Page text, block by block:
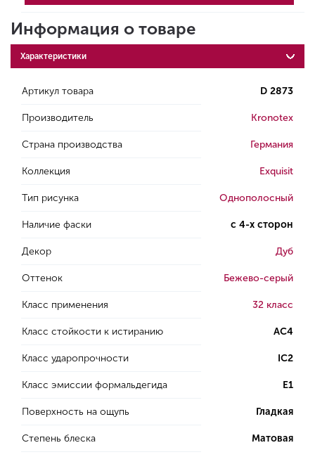
Информация о товаре
Характеристики
Артикул товара D 2873
Производитель Kronotex
Страна производства Германия
Коллекция Exquisit
Тип рисунка Однополосный
Наличие фаски с 4-х сторон
Декор Дуб
Оттенок Бежево-серый
Класс применения 32 класс
Класс стойкости к истиранию AC4
Класс ударопрочности IC2
Класс эмиссии формальдегида E1
Поверхность на ощупь Гладкая
Степень блеска Матовая